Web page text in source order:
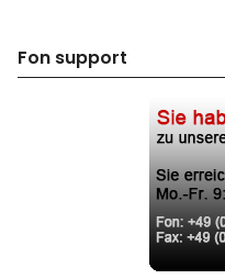
Fon support